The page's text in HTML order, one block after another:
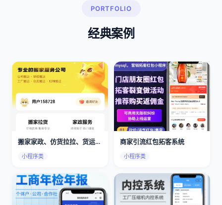
PORTFOLIO
经典案例
搬家家政、仿货拉拉、货运搬家、搬家小程序app
小程序类
商家引流红包拓客系统
小程序类